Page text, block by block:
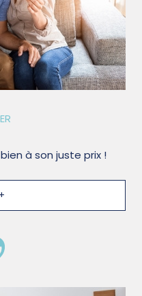
à son juste prix !